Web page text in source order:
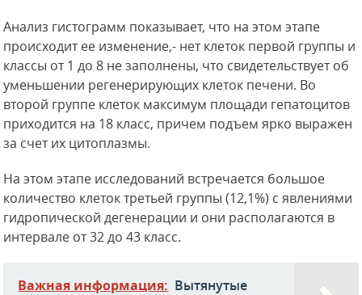
Анализ гистограмм показывает, что на этом этапе
происходит ее изменение,- нет клеток первой группы и
классы от 1 до 8 не заполнены, что свидетельствует об
уменьшении регенерирующих клеток печени. Во
второй группе клеток максимум площади гепатоцитов
приходится на 18 класс, причем подъем ярко выражен
за счет их цитоплазмы.
На этом этапе исследований встречается большое
количество клеток третьей группы (12,1%) с явлениями
гидропической дегенерации и они располагаются в
интервале от 32 до 43 класс.
Важная информация: Вытянутые